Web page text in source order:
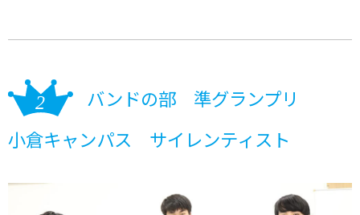
バンドの部 準グランプリ
小倉キャンパス サイレンティスト